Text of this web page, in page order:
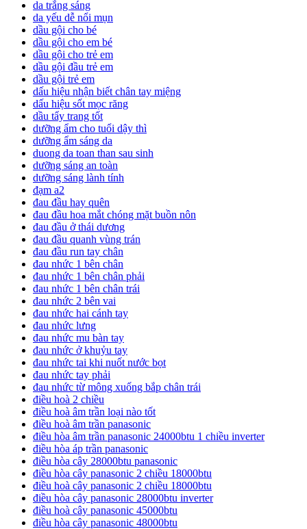
da trắng sáng
da yếu dễ nổi mụn
dầu gội cho bé
dầu gội cho em bé
dầu gội cho trẻ em
dầu gội đầu trẻ em
dầu gội trẻ em
dấu hiệu nhận biết chân tay miệng
dấu hiệu sốt mọc răng
dầu tẩy trang tốt
dưỡng ẩm cho tuổi dậy thì
dưỡng ẩm sáng da
duong da toan than sau sinh
dưỡng sáng an toàn
dưỡng sáng lành tính
đạm a2
đau đầu hay quên
đau đầu hoa mắt chóng mặt buồn nôn
đau đầu ở thái dương
đau đầu quanh vùng trán
đau đầu run tay chân
đau nhức 1 bên chân
đau nhức 1 bên chân phải
đau nhức 1 bên chân trái
đau nhức 2 bên vai
đau nhức hai cánh tay
đau nhức lưng
đau nhức mu bàn tay
đau nhức ở khuỷu tay
đau nhức tai khi nuốt nước bọt
đau nhức tay phải
đau nhức từ mông xuống bắp chân trái
điều hoà 2 chiều
điều hoà âm trần loại nào tốt
điều hoà âm trần panasonic
điều hòa âm trần panasonic 24000btu 1 chiều inverter
điều hòa áp trần panasonic
điều hòa cây 28000btu panasonic
điều hòa cây panasonic 2 chiều 18000btu
điều hoà cây panasonic 2 chiều 18000btu
điều hòa cây panasonic 28000btu inverter
điều hoà cây panasonic 45000btu
điều hòa cây panasonic 48000btu